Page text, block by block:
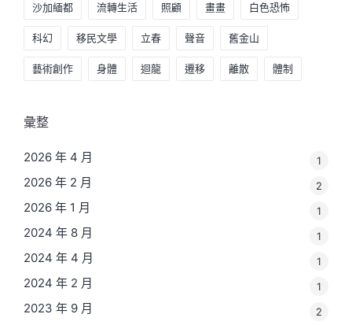
沙加緬都 流轉生活 照顧 畫畫 白色恐怖
科幻 移民文學 立春 聲音 舊金山
藝術創作 身體 迴龍 遷移 離散 體制
彙整
2026 年 4 月 1
2026 年 2 月 2
2026 年 1 月 1
2024 年 8 月 1
2024 年 4 月 1
2024 年 2 月 1
2023 年 9 月 2